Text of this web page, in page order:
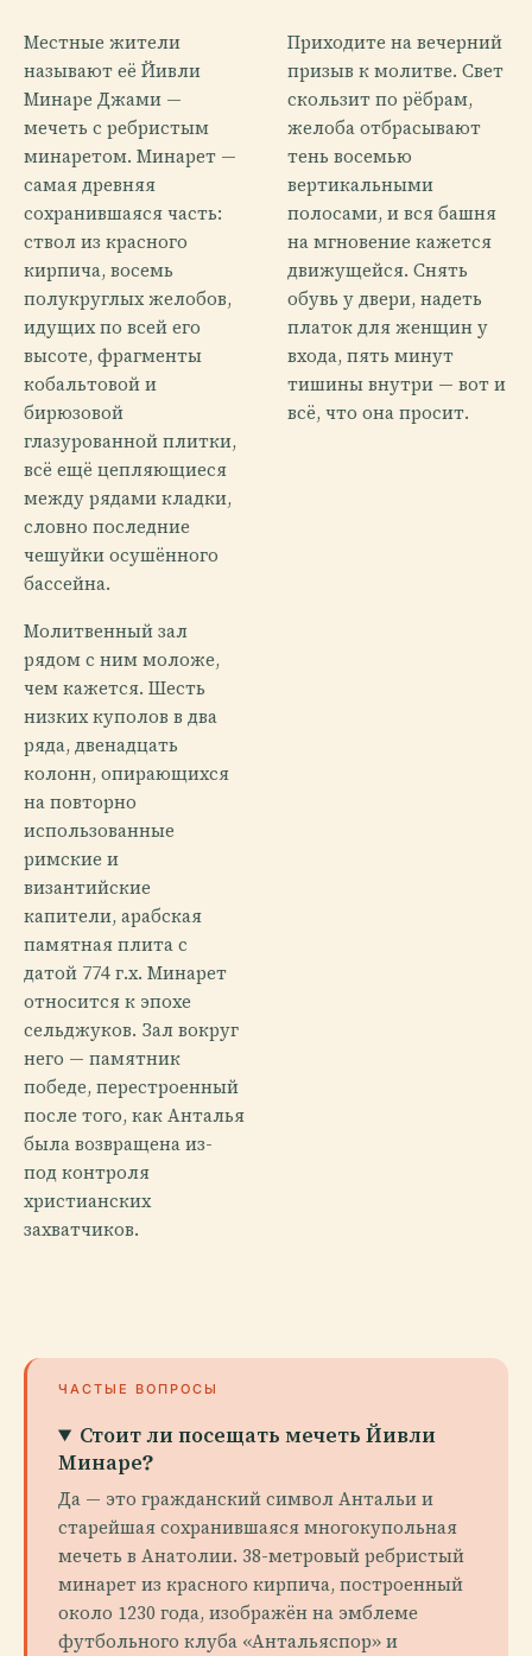
Местные жители
называют её Йивли
Минаре Джами —
мечеть с ребристым
минаретом. Минарет —
самая древняя
сохранившаяся часть:
ствол из красного
кирпича, восемь
полукруглых желобов,
идущих по всей его
высоте, фрагменты
кобальтовой и
бирюзовой
глазурованной плитки,
всё ещё цепляющиеся
между рядами кладки,
словно последние
чешуйки осушённого
бассейна.
Молитвенный зал
рядом с ним моложе,
чем кажется. Шесть
низких куполов в два
ряда, двенадцать
колонн, опирающихся
на повторно
использованные
римские и
византийские
капители, арабская
памятная плита с
датой 774 г.х. Минарет
относится к эпохе
сельджуков. Зал вокруг
него — памятник
победе, перестроенный
после того, как Анталья
была возвращена из-
под контроля
христианских
захватчиков.
Приходите на вечерний
призыв к молитве. Свет
скользит по рёбрам,
желоба отбрасывают
тень восемью
вертикальными
полосами, и вся башня
на мгновение кажется
движущейся. Снять
обувь у двери, надеть
платок для женщин у
входа, пять минут
тишины внутри — вот и
всё, что она просит.
ЧАСТЫЕ ВОПРОСЫ
Стоит ли посещать мечеть Йивли
Минаре?
Да — это гражданский символ Антальи и
старейшая сохранившаяся многокупольная
мечеть в Анатолии. 38-метровый ребристый
минарет из красного кирпича, построенный
около 1230 года, изображён на эмблеме
футбольного клуба «Антальяспор» и